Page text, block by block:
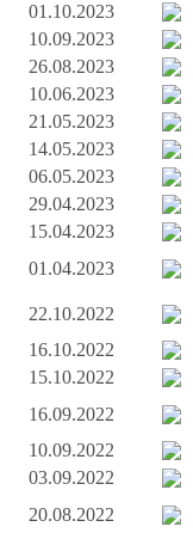
01.10.2023
10.09.2023
26.08.2023
10.06.2023
21.05.2023
14.05.2023
06.05.2023
29.04.2023
15.04.2023
01.04.2023
22.10.2022
16.10.2022
15.10.2022
16.09.2022
10.09.2022
03.09.2022
20.08.2022